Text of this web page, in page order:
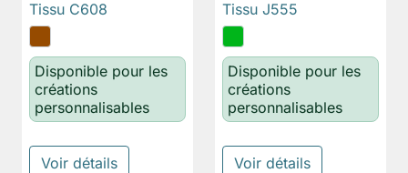
Tissu C608
Disponible pour les
créations
personnalisables
Voir détails
Tissu J555
Disponible pour les
créations
personnalisables
Voir détails